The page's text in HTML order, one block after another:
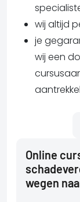
wij altijd
je
wij een
Online
wegen